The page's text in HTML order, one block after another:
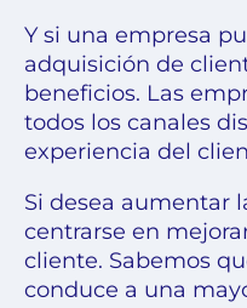
Y si una empresa
adquisición de
beneficios. Las
todos los canales
experiencia del
Si desea aumentar
centrarse en
cliente. Sabemos
conduce a una